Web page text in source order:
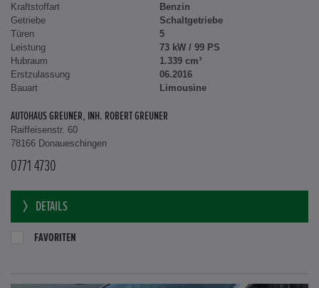
Kraftstoffart
Benzin
Getriebe
Schaltgetriebe
Türen
5
Leistung
73 kW / 99 PS
Hubraum
1.339 cm³
Erstzulassung
06.2016
Bauart
Limousine
AUTOHAUS GREUNER, INH. ROBERT GREUNER
Raiffeisenstr. 60
78166 Donaueschingen
0771 4730
DETAILS
FAVORITEN